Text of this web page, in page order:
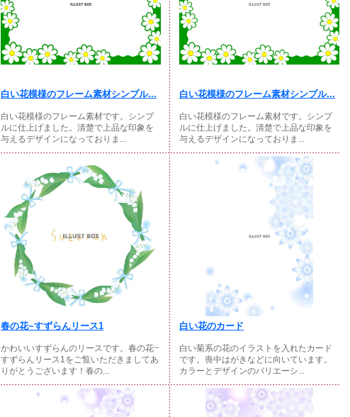
白い花模様のフレーム素材シンプル...
白い花模様のフレーム素材です。シンプ
ルに仕上げました。清楚で上品な印象を
与えるデザインになっておりま...
白い花模様のフレーム素材シンプル...
白い花模様のフレーム素材です。シンプ
ルに仕上げました。清楚で上品な印象を
与えるデザインになっておりま...
春の花~すずらんリース1
かわいいすずらんのリースです。春の花~
すずらんリース1をご覧いただきましてあ
りがとうございます！春の...
白い花のカード
白い菊系の花のイラストを入れたカード
です。喪中はがきなどに向いています。
カラーとデザインのバリエーシ...